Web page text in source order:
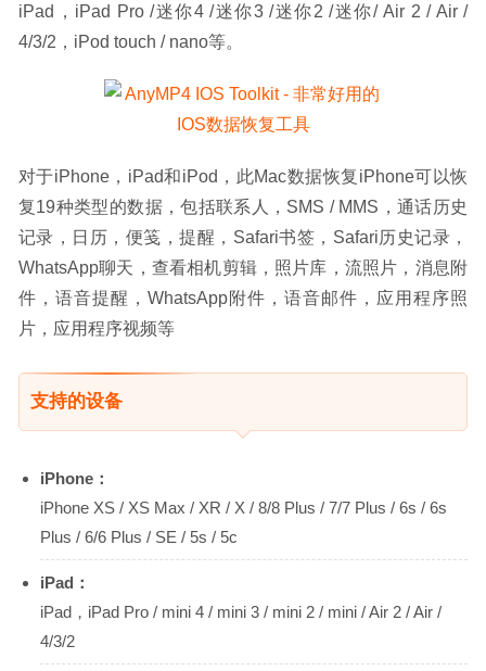
iPad，iPad Pro /迷你4 /迷你3 /迷你2 /迷你/ Air 2 / Air /
4/3/2，iPod touch / nano等。
对于iPhone，iPad和iPod，此Mac数据恢复iPhone可以恢
复19种类型的数据，包括联系人，SMS / MMS，通话历史
记录，日历，便笺，提醒，Safari书签，Safari历史记录，
WhatsApp聊天，查看相机剪辑，照片库，流照片，消息附
件，语音提醒，WhatsApp附件，语音邮件，应用程序照
片，应用程序视频等
支持的设备
iPhone：
iPhone XS / XS Max / XR / X / 8/8 Plus / 7/7 Plus / 6s / 6s
Plus / 6/6 Plus / SE / 5s / 5c
iPad：
iPad，iPad Pro / mini 4 / mini 3 / mini 2 / mini / Air 2 / Air /
4/3/2